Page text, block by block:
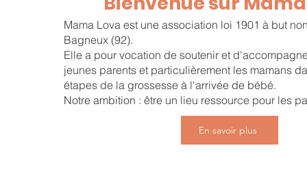
Mama Lova est une association loi 1901 à but
Bagneux (92).
Elle a pour vocation de soutenir et
jeunes parents et particulièrement les mamans
étapes de la grossesse à l'arrivée de bébé.
Notre ambition : être un lieu ressource pour les
En savoir plus